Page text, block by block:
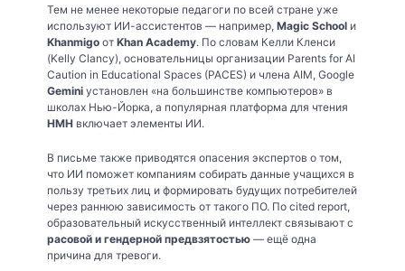
Тем не менее некоторые педагоги по всей стране уже
используют ИИ-ассистентов — например, Magic School и
Khanmigo от Khan Academy. По словам Келли Кленси
(Kelly Clancy), основательницы организации Parents for AI
Caution in Educational Spaces (PACES) и члена AIM, Google
Gemini установлен «на большинстве компьютеров» в
школах Нью-Йорка, а популярная платформа для чтения
HMH включает элементы ИИ.
В письме также приводятся опасения экспертов о том,
что ИИ поможет компаниям собирать данные учащихся в
пользу третьих лиц и формировать будущих потребителей
через раннюю зависимость от такого ПО. По cited report,
образовательный искусственный интеллект связывают с
расовой и гендерной предвзятостью — ещё одна
причина для тревоги.